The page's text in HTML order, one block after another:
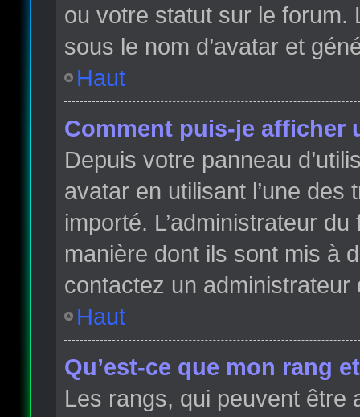
ou votre statut sur le forum.
sous le nom d’avatar et
Haut
Comment puis-je afficher
Depuis votre panneau
avatar en utilisant l’une
importé. L’administrateur
manière dont ils sont mis à
contactez un administrateur
Haut
Qu’est-ce que mon rang
Les rangs, qui peuvent être